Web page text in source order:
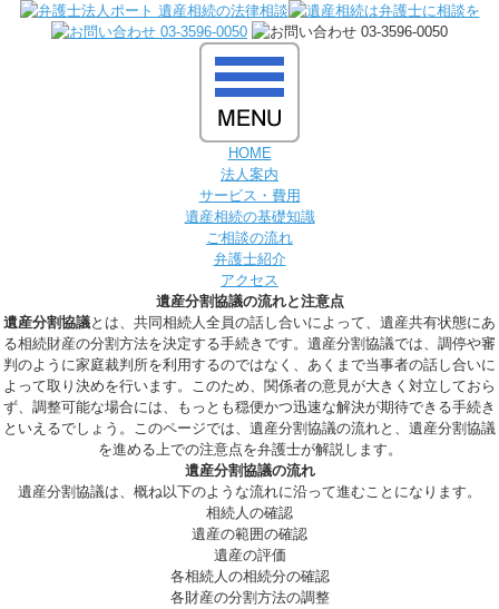
HOME
法人案内
サービス・費用
遺産相続の基礎知識
ご相談の流れ
弁護士紹介
アクセス
遺産分割協議の流れと注意点
遺産分割協議とは、共同相続人全員の話し合いによって、遺産共有状態にあ
る相続財産の分割方法を決定する手続きです。遺産分割協議では、調停や審
判のように家庭裁判所を利用するのではなく、あくまで当事者の話し合いに
よって取り決めを行います。このため、関係者の意見が大きく対立しておら
ず、調整可能な場合には、もっとも穏便かつ迅速な解決が期待できる手続き
といえるでしょう。このページでは、遺産分割協議の流れと、遺産分割協議
を進める上での注意点を弁護士が解説します。
遺産分割協議の流れ
遺産分割協議は、概ね以下のような流れに沿って進むことになります。
相続人の確認
遺産の範囲の確認
遺産の評価
各相続人の相続分の確認
各財産の分割方法の調整